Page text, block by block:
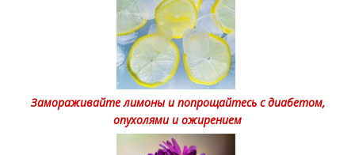
Замораживайте лимоны и попрощайтесь с диабетом,
опухолями и ожирением